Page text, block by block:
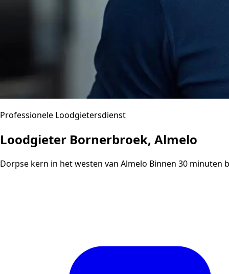
Professionele Loodgietersdienst
Loodgieter Bornerbroek, Almelo
Dorpse kern in het westen van Almelo Binnen 30